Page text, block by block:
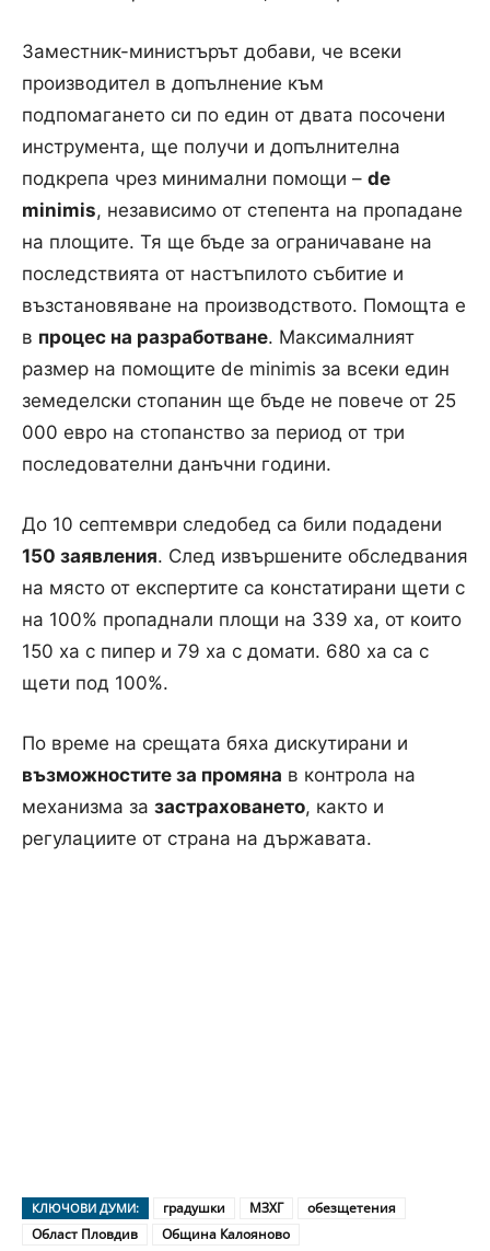
Заместник-министърът добави, че всеки
производител в допълнение към
подпомагането си по един от двата посочени
инструмента, ще получи и допълнителна
подкрепа чрез минимални помощи – de
minimis, независимо от степента на пропадане
на площите. Тя ще бъде за ограничаване на
последствията от настъпилото събитие и
възстановяване на производството. Помощта е
в процес на разработване. Максималният
размер на помощите de minimis за всеки един
земеделски стопанин ще бъде не повече от 25
000 евро на стопанство за период от три
последователни данъчни години.
До 10 септември следобед са били подадени
150 заявления. След извършените обследвания
на място от експертите са констатирани щети с
на 100% пропаднали площи на 339 ха, от които
150 ха с пипер и 79 ха с домати. 680 ха са с
щети под 100%.
По време на срещата бяха дискутирани и
възможностите за промяна в контрола на
механизма за застраховането, както и
регулациите от страна на държавата.
КЛЮЧОВИ ДУМИ: градушки МЗХГ
обезщетения
Област Пловдив
Община Калояново